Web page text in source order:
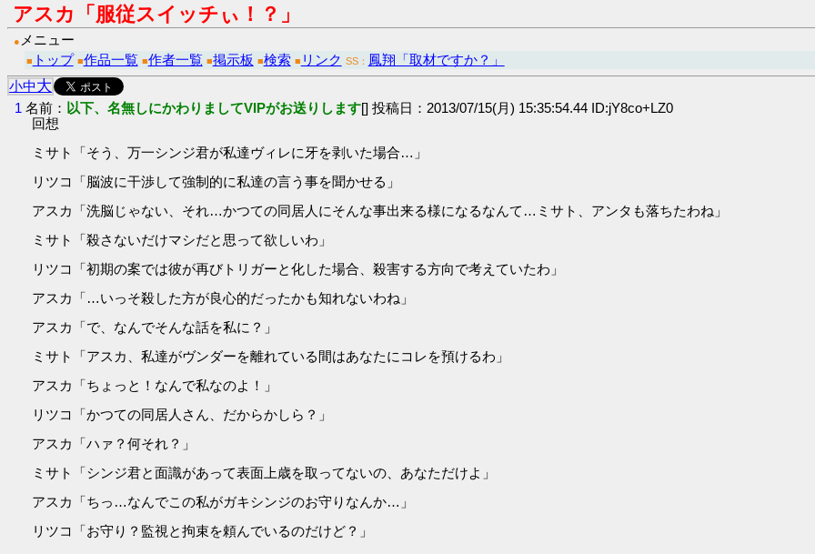
アスカ「服従スイッチぃ！？」
● メニュー
■ トップ ■作品一覧 ■作者一覧 ■掲示板 ■検索 ■ リンク SS： 鳳翔「取材ですか？」
小中大
1 名前： 以下、名無しにかわりましてVIPがお送りします[] 投稿日：2013/07/15(月) 15:35:54.44 ID:jY8co+LZ0
回想
ミサト「そう、万一シンジ君が私達ヴィレに牙を剥いた場合…」
リツコ「脳波に干渉して強制的に私達の言う事を聞かせる」
アスカ「洗脳じゃない、それ…かつての同居人にそんな事出来る様になるなんて…ミサト、アンタも落ちたわね」
ミサト「殺さないだけマシだと思って欲しいわ」
リツコ「初期の案では彼が再びトリガーと化した場合、殺害する方向で考えていたわ」
アスカ「…いっそ殺した方が良心的だったかも知れないわね」
アスカ「で、なんでそんな話を私に？」
ミサト「アスカ、私達がヴンダーを離れている間はあなたにコレを預けるわ」
アスカ「ちょっと！なんで私なのよ！」
リツコ「かつての同居人さん、だからかしら？」
アスカ「ハァ？何それ？」
ミサト「シンジ君と面識があって表面上歳を取ってないの、あなただけよ」
アスカ「ちっ…なんでこの私がガキシンジのお守りなんか…」
リツコ「お守り？監視と拘束を頼んでいるのだけど？」